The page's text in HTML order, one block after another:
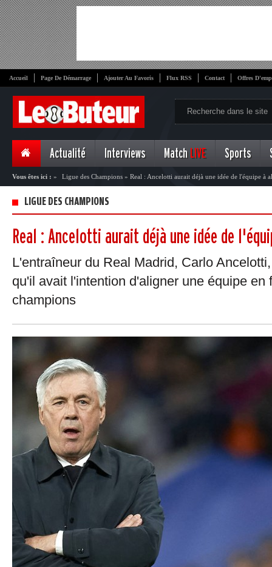
Accueil Page De Démarrage Ajouter Au Favoris Flux RSS Contact Offres
Actualité Interviews Match LIVE Sports
Vous êtes ici : » Ligue des Champions » Real : Ancelotti aurait déjà une idée de l'équipe à
LIGUE DES CHAMPIONS
Real : Ancelotti aurait déjà une idée de
L'entraîneur du Real Madrid, Carlo
qu'il avait l'intention d'aligner une équipe en
champions